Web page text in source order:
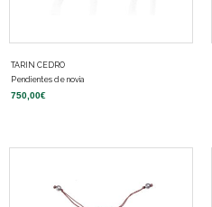
TARIN CEDRO
Pendientes de novia
750,00€